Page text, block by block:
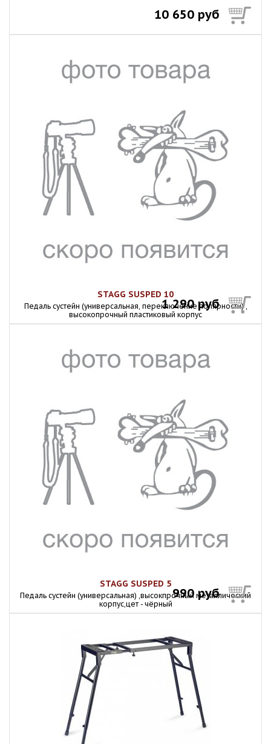
10 650 руб
STAGG SUSPED 10
Педаль сустейн (универсальная, переключение полярности) ,
высокопрочный пластиковый корпус
1 290 руб
STAGG SUSPED 5
Педаль сустейн (универсальная) ,высокпрочный металлический
корпус,цет - чёрный
990 руб